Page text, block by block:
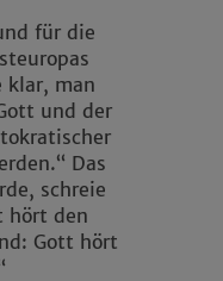
für die
klar, man
und der
Das
schreie
hört den
Gott hört